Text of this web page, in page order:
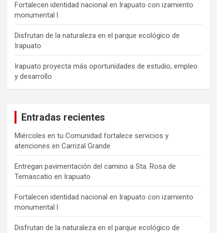
Fortalecen identidad nacional en Irapuato con izamiento
monumental l
Disfrutan de la naturaleza en el parque ecológico de
Irapuato
Irapuato proyecta más oportunidades de estudio, empleo
y desarrollo
Entradas recientes
Miércoles en tu Comunidad fortalece servicios y
atenciones en Carrizal Grande
Entregan pavimentación del camino a Sta. Rosa de
Temascatio en Irapuato
Fortalecen identidad nacional en Irapuato con izamiento
monumental l
Disfrutan de la naturaleza en el parque ecológico de